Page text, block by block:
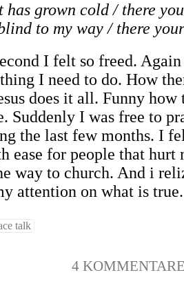
has grown cold / there
to my way / there
I felt so freed.
I need to do. How
does it all. Funny
Suddenly I was free to
the last few months. I
ease for people that
way to church. And i
attention on what is true.
talk
4